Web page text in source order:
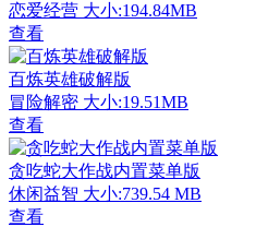
恋爱经营 大小:194.84MB
查看
百炼英雄破解版
冒险解密 大小:19.51MB
查看
贪吃蛇大作战内置菜单版
休闲益智 大小:739.54 MB
查看